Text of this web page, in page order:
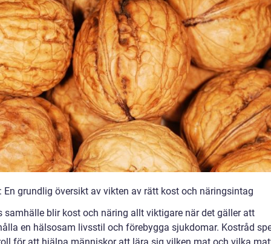
En grundlig översikt av vikten av rätt kost och näringsintag
samhälle blir kost och näring allt viktigare när det gäller att
en hälsosam livsstil och förebygga sjukdomar. Kostråd